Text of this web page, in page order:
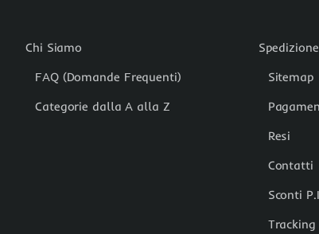
Chi Siamo
FAQ (Domande Frequenti)
Categorie dalla A alla Z
Sitemap
Resi
Contatti
Sconti
Tracking